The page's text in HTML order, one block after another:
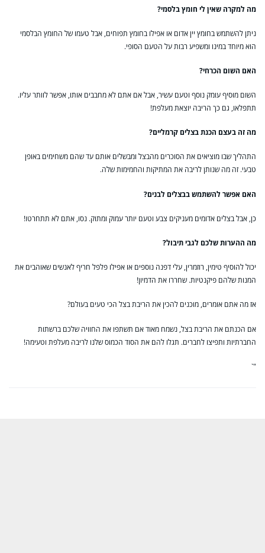
מה למקרה שאין לי חומץ בלסמי?
ניתן להשתמש בחומץ יין אדום או אפילו בחומץ תפוחים, אבל טעמו של החומץ הבלסמי
הוא מיוחד במינו ומשפיע רבות על הטעם הסופי.
האם השום הכרחי?
השום מוסיף עומק נוסף וטעם עשיר, אבל אם אתם לא מחבבים אותו, אפשר לוותר עליו.
תתפלאו, גם כך הריבה יוצאת מעלפת!
מה זה בעצם הכנת בצלים קרמליים?
התהליך שבו מוציאים את הסוכרים מהבצל ומבשלים אותם עד שהם משחימים באופן
טבעי. זה מה שנותן לריבה את המתיקות והחמימות שלה.
האם אפשר להשתמש בבצלים לבנים?
כן, אבל בצלים אדומים מעניקים צבע וטעם יותר עמוק ומתוק. נסו, אתם לא תתחרטו!
מה ההערות שלכם לגבי תיבול?
יכול להוסיף טימין, רוזמרין, עלי דפנה נוספים או אפילו פלפל חריף לאנשים שאוהבים את
המנות שלהם פיקנטיות. שחררו את הדמיון!
אז מה אתם אומרים, מוכנים להכין את הריבת בצל הכי טעים בעולם?
אם הכנתם את הריבת בצל, נשמח מאוד אם תשתפו את החוויה שלכם ברשתות
החברתיות ותפיצו לחברים. תגלו להם את הסוד הכמוס שלנו לריבה מעלפת וטעימה!
"`